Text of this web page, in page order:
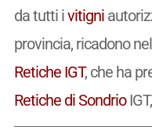
da tutti ivitigni
provincia, ricadono
Retiche IGT, che ha
Retiche di Sondrio